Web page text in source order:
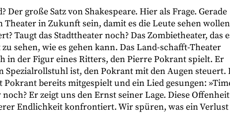
Der große Satz von Shakespeare. Hier als Frage. Gerade
Theater in Zukunft sein, damit es die Leute sehen wollen
Taugt das Stadttheater noch? Das Zombietheater, das
sehen, wie es gehen kann. Das Land-schafft-Theater
in der Figur eines Ritters, den Pierre Pokrant spielt. Er
Spezialrollstuhl ist, den Pokrant mit den Augen steuert.
bereits mitgespielt und ein Lied gesungen:
Er zeigt uns den Ernst seiner Lage. Diese Offenheit
Endlichkeit konfrontiert. Wir spüren, was ein Verlust